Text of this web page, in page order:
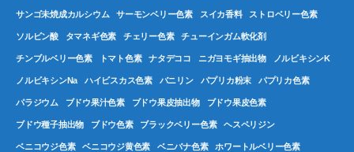
サンゴ未焼成カルシウム サーモンベリー色素 スイカ香料 ストロベリー色素
ソルビン酸 タマネギ色素 チェリー色素 チューインガム軟化剤
チンブルベリー色素 トマト色素 ナタデココ ニガヨモギ抽出物 ノルビキシンK
ノルビキシンNa ハイビスカス色素 バニリン パプリカ粉末 パプリカ色素
パラジウム ブドウ果汁色素 ブドウ果皮抽出物 ブドウ果皮色素
ブドウ種子抽出物 ブドウ色素 ブラックベリー色素 ヘスペリジン
ベニコウジ色素 ベニコウジ黄色素 ベニバナ色素 ホワートルベリー色素